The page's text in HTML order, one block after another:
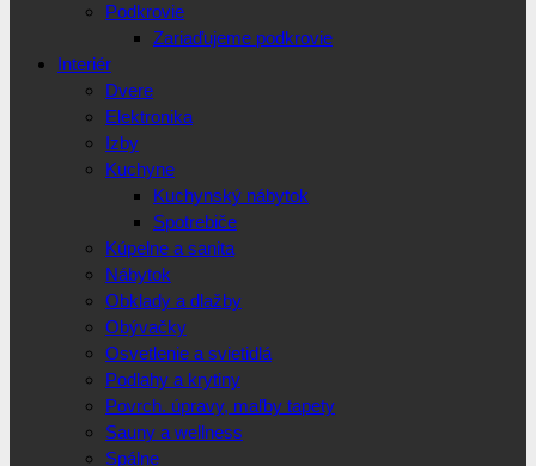
Podkrovie
Zariaďujeme podkrovie
Interiér
Dvere
Elektronika
Izby
Kuchyne
Kuchynský nábytok
Spotrebiče
Kúpelne a sanita
Nábytok
Obklady a dlažby
Obývačky
Osvetlenie a svietidlá
Podlahy a krytiny
Povrch. úpravy, maľby tapety
Sauny a wellness
Spálne